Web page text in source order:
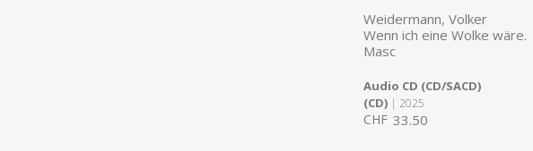
Weidermann, Volker
Wenn ich eine Wolke wäre.
Masc
Audio CD (CD/SACD)
(CD)| 2025
CHF 33.50